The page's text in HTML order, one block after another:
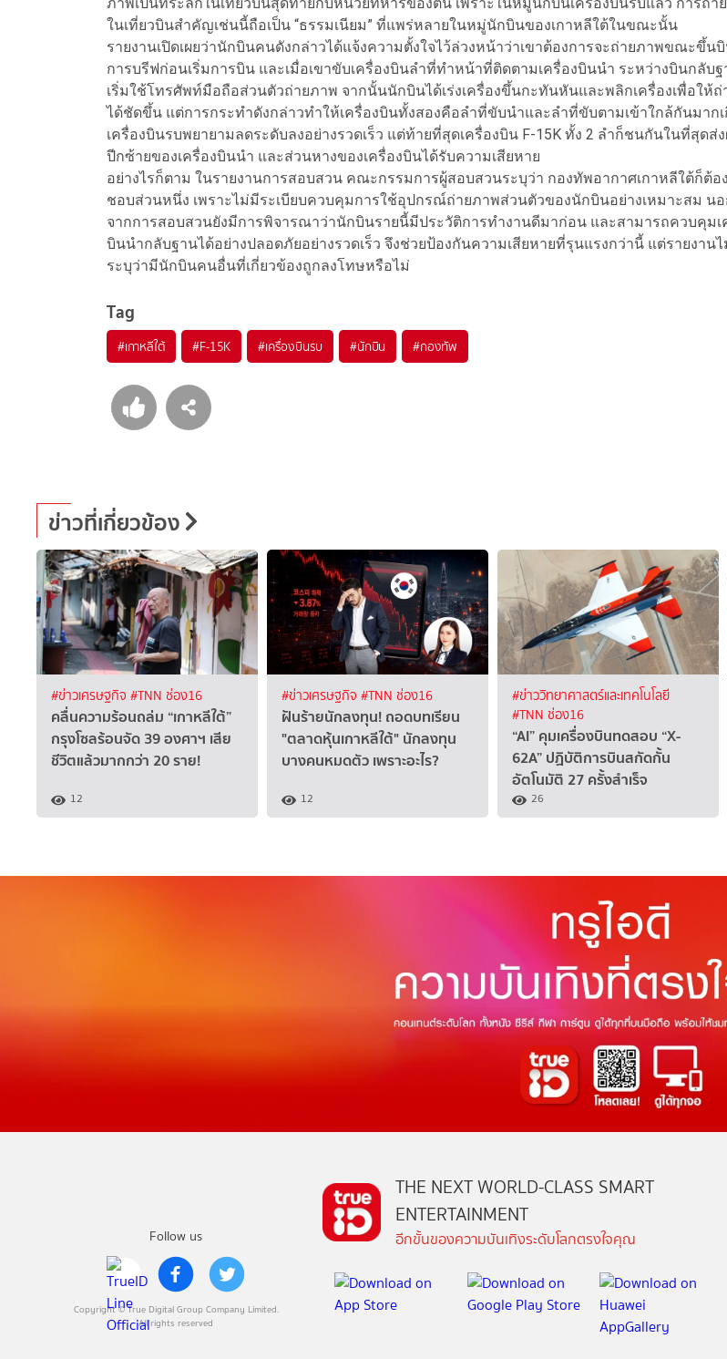
ในเที่ยวบินสำคัญเช่นนี้ถือเป็น “ธรรมเนียม” ที่แพร่หลายในหมู่นักบินของเกาหลีใต้ในขณะนั้น
รายงานเปิดเผยว่านักบินคนดังกล่าวได้แจ้งความตั้งใจไว้ล่วงหน้าว่าเขาต้องการจะถ่ายภาพขณะขึ้น
การบรีฟก่อนเริ่มการบิน และเมื่อเขาขับเครื่องบินลำที่ทำหน้าที่ติดตามเครื่องบินนำ ระหว่างบินกลับฐ
เริ่มใช้โทรศัพท์มือถือส่วนตัวถ่ายภาพ จากนั้นนักบินได้เร่งเครื่องขึ้นกะทันหันและพลิกเครื่องเพื่อให้ถ่
ได้ชัดขึ้น แต่การกระทำดังกล่าวทำให้เครื่องบินทั้งสองคือลำที่ขับนำและลำที่ขับตามเข้าใกล้กันมากเ
เครื่องบินรบพยายามลดระดับลงอย่างรวดเร็ว แต่ท้ายที่สุดเครื่องบิน F-15K ทั้ง 2 ลำก็ชนกันในที่สุดส่
ปีกซ้ายของเครื่องบินนำ และส่วนหางของเครื่องบินได้รับความเสียหาย
อย่างไรก็ตาม ในรายงานการสอบสวน คณะกรรมการผู้สอบสวนระบุว่า กองทัพอากาศเกาหลีใต้ก็ต้อ
ชอบส่วนหนึ่ง เพราะไม่มีระเบียบควบคุมการใช้อุปกรณ์ถ่ายภาพส่วนตัวของนักบินอย่างเหมาะสม น
จากการสอบสวนยังมีการพิจารณาว่านักบินรายนี้มีประวัติการทำงานดีมาก่อน และสามารถควบคุมเ
บินนำกลับฐานได้อย่างปลอดภัยอย่างรวดเร็ว จึงช่วยป้องกันความเสียหายที่รุนแรงกว่านี้ แต่รายงาน
ระบุว่ามีนักบินคนอื่นที่เกี่ยวข้องถูกลงโทษหรือไม่
Tag
#เกาหลีใต้ #F-15K #เครื่องบินรบ #นักบิน #กองทัพ
ข่าวที่เกี่ยวข้อง
#ข่าวเศรษฐกิจ #TNN ช่อง16
คลื่นความร้อนถล่ม “เกาหลีใต้”
กรุงโซลร้อนจัด 39 องศาฯ เสีย
ชีวิตแล้วมากกว่า 20 ราย!
12
#ข่าวเศรษฐกิจ #TNN ช่อง16
ฝันร้ายนักลงทุน! ถอดบทเรียน
"ตลาดหุ้นเกาหลีใต้" นักลงทุน
บางคนหมดตัว เพราะอะไร?
12
#ข่าววิทยาศาสตร์และเทคโนโลยี
#TNN ช่อง16
“AI” คุมเครื่องบินทดสอบ “X-
62A” ปฏิบัติการบินสกัดกั้น
อัตโนมัติ 27 ครั้งสำเร็จ
26
Follow us
Copyright © True Digital Group Company Limited.
All rights reserved
THE NEXT WORLD-CLASS SMART
ENTERTAINMENT
อีกขั้นของความบันเทิงระดับโลกตรงใจคุณ